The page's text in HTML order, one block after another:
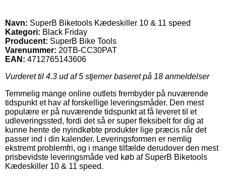
Navn: SuperB Biketools Kædeskiller 10 & 11 speed
Kategori: Black Friday
Producent: SuperB Bike Tools
Varenummer: 20TB-CC30PAT
EAN: 4712765143606
Vurderet til 4.3 ud af 5 stjerner baseret på 18 anmeldelser
Temmelig mange online outlets frembyder på nuværende
tidspunkt et hav af forskellige leveringsmåder. Den mest
populære er på nuværende tidspunkt at få leveret til et
udleveringssted, fordi det så er super fleksibelt for dig at
kunne hente de nyindkøbte produkter lige præcis når det
passer ind i din kalender. Leveringsformen er nemlig
ekstremt problemfri, og i mange tilfælde derudover den mest
prisbevidste leveringsmåde ved køb af SuperB Biketools
Kædeskiller 10 & 11 speed.